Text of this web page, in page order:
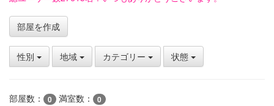
部屋を作成
性別 地域 カテゴリー 状態
部屋数： 0 満室数： 0